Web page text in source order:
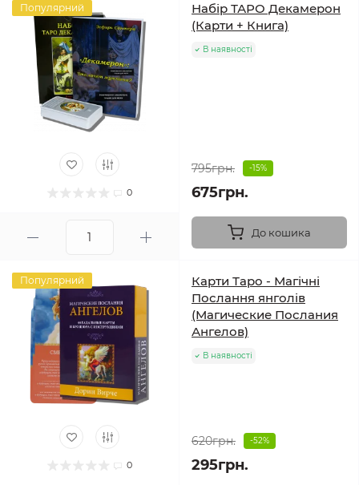
Популярний
0
Набір ТАРО Декамерон
(Карти + Книга)
В наявності
795грн. -15%
675грн.
До кошика
Популярний
0
Карти Таро - Магічні
Послання янголів
(Магические Послания
Ангелов)
В наявності
620грн. -52%
295грн.